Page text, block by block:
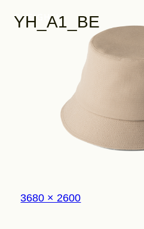
Look
YH_A1_BE
フ
ル
3680 × 2600